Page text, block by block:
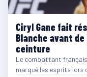
Ciryl Gane fait
Blanche avant
ceinture
Le combattant français
marqué les esprits lors